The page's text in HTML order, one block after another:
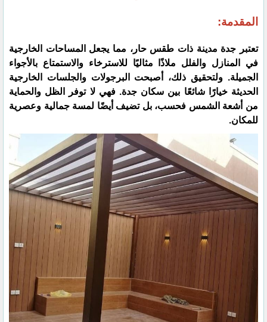
المقدمة:
تعتبر جدة مدينة ذات طقس حار، مما يجعل المساحات الخارجية
في المنازل والفلل ملاذًا مثاليًا للاسترخاء والاستمتاع بالأجواء
الجميلة. ولتحقيق ذلك، أصبحت البرجولات والجلسات الخارجية
الحديثة خيارًا شائعًا بين سكان جدة. فهي لا توفر الظل والحماية
من أشعة الشمس فحسب، بل تضيف أيضًا لمسة جمالية وعصرية
للمكان.